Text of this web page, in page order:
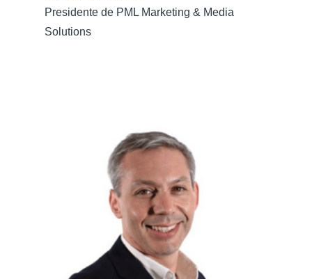
Presidente de PML Marketing & Media
Solutions